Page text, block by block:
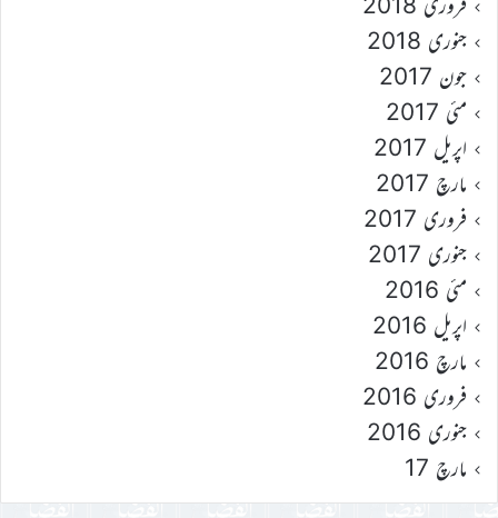
جنوری 2018
جون 2017
مئی 2017
اپریل 2017
مارچ 2017
فروری 2017
جنوری 2017
مئی 2016
اپریل 2016
مارچ 2016
فروری 2016
جنوری 2016
مارچ 17